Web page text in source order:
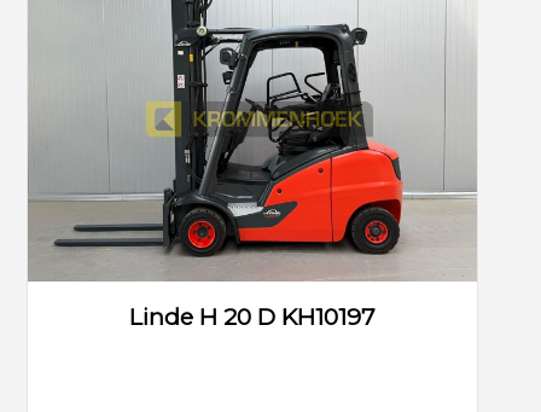
Linde H 20 D KH10197